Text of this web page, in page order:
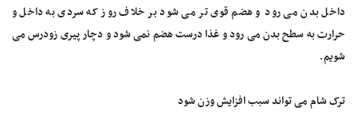
داخل بدن می رود و هضم قوی تر می شود بر خلاف روز که سردی به داخل و
حرارت به سطح بدن می رود و غذا درست هضم نمی شود و دچار پیری زودرس می
شویم.
ترک شام می تواند سبب افزایش وزن شود